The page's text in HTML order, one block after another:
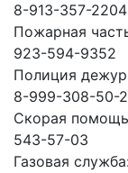
8-913-357-2204
Пожарная
923-594-9352
Полиция
8-999-308-50-
Скорая
543-57-03
Газовая